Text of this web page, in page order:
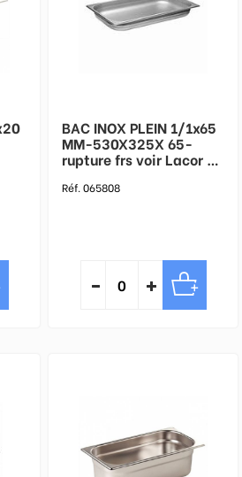
BAC INOX PLEIN 1/1x65
MM-530X325X 65-
rupture frs voir Lacor cc
977208
Réf. 065808